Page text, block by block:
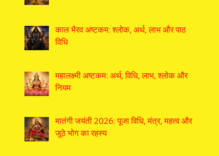
काल भैरव अष्टकम: श्लोक, अर्थ, लाभ और पाठ
विधि
महालक्ष्मी अष्टकम: अर्थ, विधि, लाभ, श्लोक और
नियम
मातंगी जयंती 2026: पूजा विधि, मंत्र, महत्व और
जूठे भोग का रहस्य